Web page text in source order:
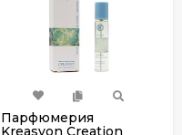
Парфюмерия
Kreasyon Creation